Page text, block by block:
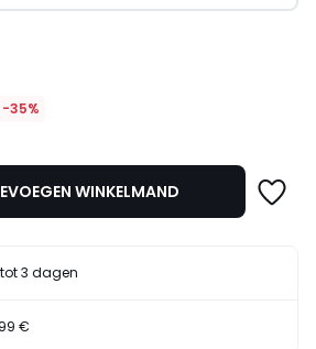
-35%
WINKELMAND
3 dagen
€